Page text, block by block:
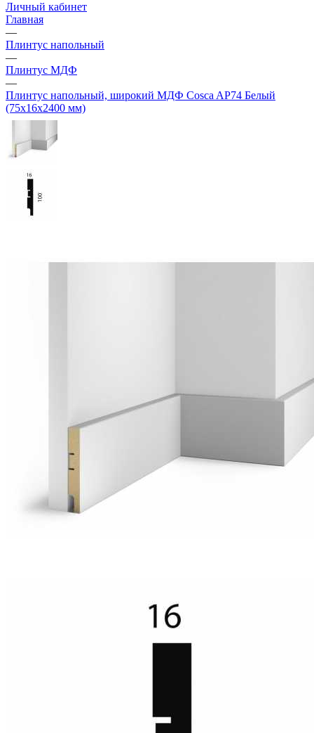
Личный кабинет
Главная
—
Плинтус напольный
—
Плинтус МДФ
—
Плинтус напольный, широкий МДФ Cosca AP74 Белый
(75х16х2400 мм)